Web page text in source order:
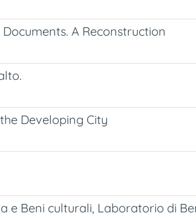
A Reconstruction
Developing City
e Beni culturali, Laboratorio di